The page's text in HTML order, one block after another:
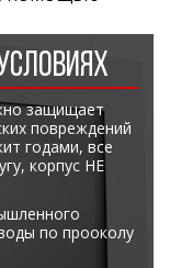
защищает
повреждений
годами, все
корпус НЕ
по прооколу